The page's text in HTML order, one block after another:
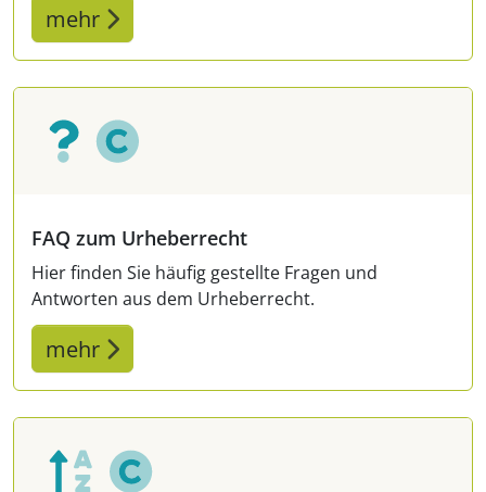
mehr
FAQ zum Urheberrecht
Hier finden Sie häufig gestellte Fragen und
Antworten aus dem Urheberrecht.
mehr